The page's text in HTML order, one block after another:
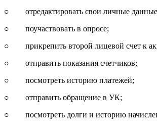
○ отредактировать свои личные
○ поучаствовать в опросе;
○ прикрепить второй лицевой счет к
○ отправить показания счетчиков;
○ посмотреть историю платежей;
○ отправить обращение в УК;
○ посмотреть долги и историю